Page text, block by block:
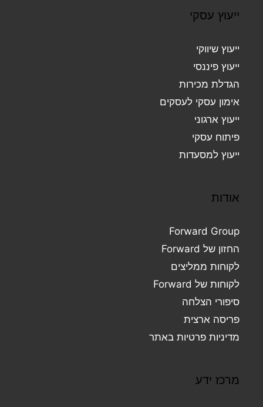
ייעוץ עסקי
ייעוץ שיווקי
ייעוץ פיננסי
הגדלת מכירות
אימון עסקי לעסקים
ייעוץ ארגוני
פיתוח עסקי
ייעוץ למסעדות
אודות
Forward Group
החזון של Forward
לקוחות ממליצים
לקוחות של Forward
סיפורי הצלחה
פריסה ארצית
מדיניות פרטיות באתר
מרכז ידע